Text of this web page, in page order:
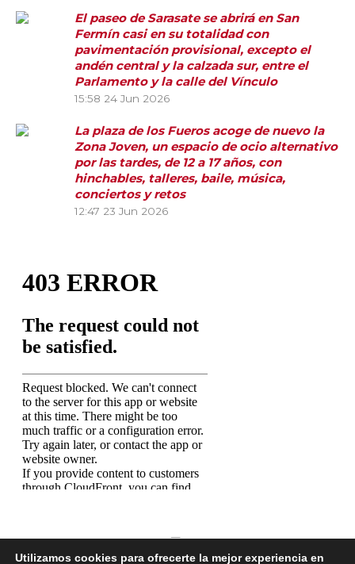
El paseo de Sarasate se abrirá en San
Fermín casi en su totalidad con
pavimentación provisional, excepto el
andén central y la calzada sur, entre el
Parlamento y la calle del Vínculo
15:58 24 Jun 2026
La plaza de los Fueros acoge de nuevo la
Zona Joven, un espacio de ocio alternativo
por las tardes, de 12 a 17 años, con
hinchables, talleres, baile, música,
conciertos y retos
12:47 23 Jun 2026
Utilizamos cookies para ofrecerte la mejor experiencia en